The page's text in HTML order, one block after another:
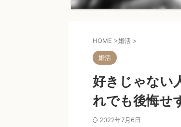
HOME >婚活 >
婚活
好きじゃない
れでも後悔せ
2022年7月6日